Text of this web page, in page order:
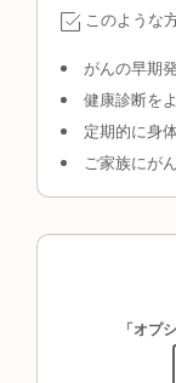
このような
がんの早期
健康診断を
定期的に身
ご家族にが
「オプ